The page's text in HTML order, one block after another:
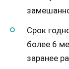
Срок
более 6
заранее